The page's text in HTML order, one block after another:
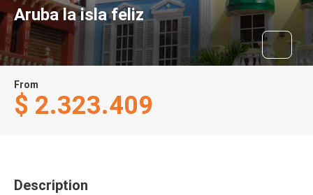
Aruba la isla feliz
From
$ 2.323.409
Description